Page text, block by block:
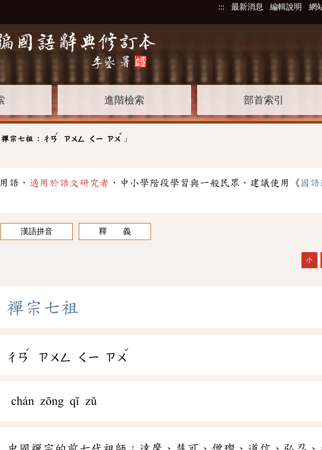
::: 最新消息 編輯說明 網
進階檢索 部首索引
禪宗七祖 : ㄔㄢ
ˊ
ㄗㄨㄥ ㄑㄧ ㄗㄨ
ˇ
」
語， 適用於語文研究者 ，中小學階段學習與一般民眾，建議使用《 國
漢語拼音 釋 義
小
禪 宗 七祖
ㄔㄢ
ˊ
ㄗㄨㄥ ㄑㄧ ㄗㄨ
ˇ
chán zōng qī zǔ